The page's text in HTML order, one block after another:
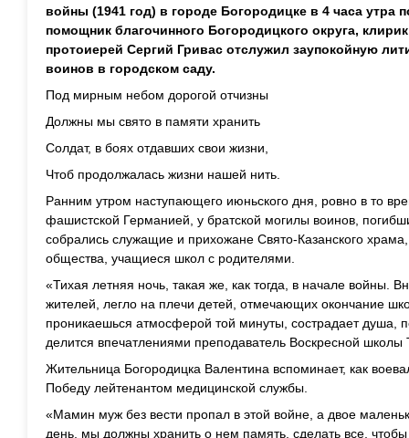
войны (1941 год) в городе Богородицке в 4 часа утра
помощник благочинного Богородицкого округа,
протоиерей Сергий Гривас отслужил заупокойную
воинов в городском саду.
Под мирным небом дорогой отчизны
Должны мы свято в памяти хранить
Солдат, в боях отдавших свои жизни,
Чтоб продолжалась жизни нашей нить.
Ранним утром наступающего июньского дня, ровно в то
фашистской Германией, у братской могилы воинов,
собрались служащие и прихожане Свято-Казанского храма,
общества, учащиеся школ с родителями.
«Тихая летняя ночь, такая же, как тогда, в начале войны.
жителей, легло на плечи детей, отмечающих окончание
проникаешься атмосферой той минуты, сострадает душа,
делится впечатлениями преподаватель Воскресной школы
Жительница Богородицка Валентина вспоминает, как
Победу лейтенантом медицинской службы.
«Мамин муж без вести пропал в этой войне, а двое
день, мы должны хранить о нем память, сделать все,